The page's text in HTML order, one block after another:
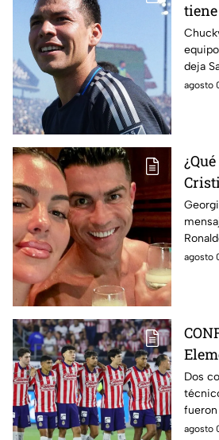
de
MLS
deja
agosto
recibir
agosto
en
Dos
fueron
agosto